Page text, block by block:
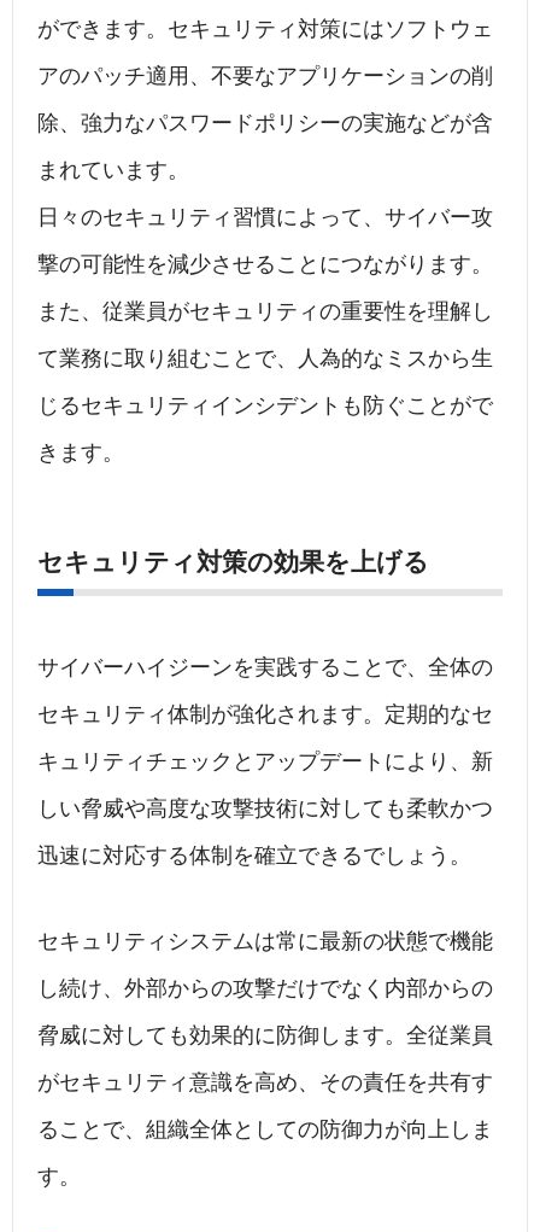
ができます。セキュリティ対策にはソフトウェ
アのパッチ適用、不要なアプリケーションの削
除、強力なパスワードポリシーの実施などが含
まれています。
日々のセキュリティ習慣によって、サイバー攻
撃の可能性を減少させることにつながります。
また、従業員がセキュリティの重要性を理解し
て業務に取り組むことで、人為的なミスから生
じるセキュリティインシデントも防ぐことがで
きます。
セキュリティ対策の効果を上げる
サイバーハイジーンを実践することで、全体の
セキュリティ体制が強化されます。定期的なセ
キュリティチェックとアップデートにより、新
しい脅威や高度な攻撃技術に対しても柔軟かつ
迅速に対応する体制を確立できるでしょう。
セキュリティシステムは常に最新の状態で機能
し続け、外部からの攻撃だけでなく内部からの
脅威に対しても効果的に防御します。全従業員
がセキュリティ意識を高め、その責任を共有す
ることで、組織全体としての防御力が向上しま
す。